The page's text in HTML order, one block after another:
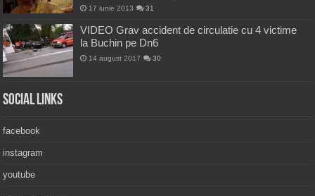
17 iunie 2013 31
VIDEO Grav accident de circulatie cu 4 victime
la Buchin pe Dn6
14 august 2017 30
Social Links
facebook
instagram
youtube